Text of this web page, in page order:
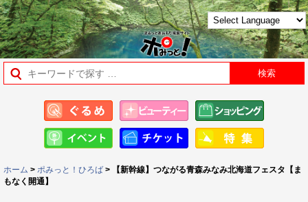
ホーム > ポみっと！ひろば > 【新幹線】つながる青森みなみ北海道フェスタ【ま
もなく開通】